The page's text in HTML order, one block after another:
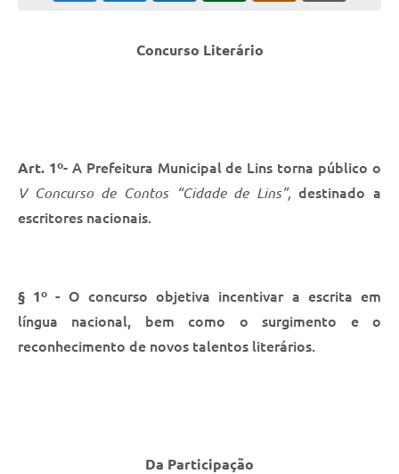
Junta Militar
Contato
Infraestrutura
Concurso Literário
Art. 1º- A Prefeitura Municipal de Lins torna público o
V Concurso de Contos “Cidade de Lins”, destinado a
escritores nacionais.
§ 1º - O concurso objetiva incentivar a escrita em
língua nacional, bem como o surgimento e o
reconhecimento de novos talentos literários.
Da Participação